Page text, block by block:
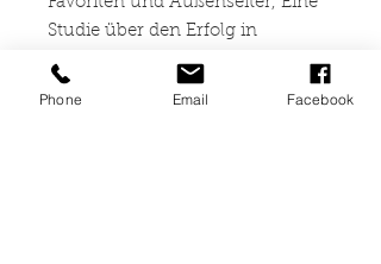
Studie über den Erfolg in
Wirtschaft und Gesellschaft
Phone Email Facebook